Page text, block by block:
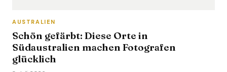
AUSTRALIEN
Schön gefärbt: Diese Orte in
Südaustralien machen Fotografen
glücklich